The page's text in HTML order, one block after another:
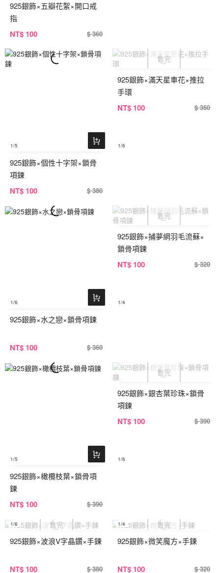
925銀飾×五瓣花絮×開口戒
指
NT$ 100 $ 360
1/5
925銀飾×個性十字架×鎖骨
項鍊
NT$ 100 $ 380
1/6
925銀飾×滿天星車花×推拉
手環
NT$ 100 $ 350
1/6
925銀飾×水之戀×鎖骨項鍊
NT$ 100 $ 360
1/4
925銀飾×捕夢網羽毛流蘇×
鎖骨項鍊
NT$ 100 $ 320
1/5
925銀飾×橄欖枝葉×鎖骨項
鍊
NT$ 100 $ 390
1/6
925銀飾×銀杏葉珍珠×鎖骨
項鍊
NT$ 100 $ 390
1/6
925銀飾×波浪V字晶鑽×手鍊
NT$ 100 $ 380
1/4
925銀飾×微笑魔方×手鍊
NT$ 100 $ 320